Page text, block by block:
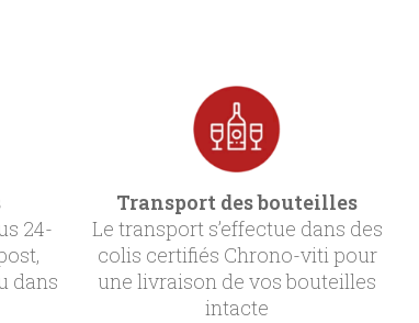
24-
dans
Transport des bouteilles
Le transport s’effectue dans des
colis certifiés Chrono-viti pour
une livraison de vos bouteilles
intacte